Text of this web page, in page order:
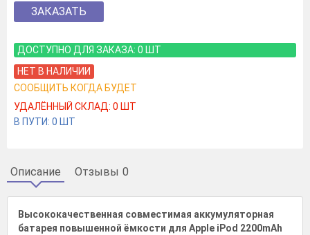
ЗАКАЗАТЬ
ДОСТУПНО ДЛЯ ЗАКАЗА: 0 ШТ
НЕТ В НАЛИЧИИ
СООБЩИТЬ КОГДА БУДЕТ
УДАЛЁННЫЙ СКЛАД: 0 ШТ
В ПУТИ: 0 ШТ
Описание Отзывы 0
Высококачественная совместимая аккумуляторная
батарея повышенной ёмкости для Apple iPod 2200mAh